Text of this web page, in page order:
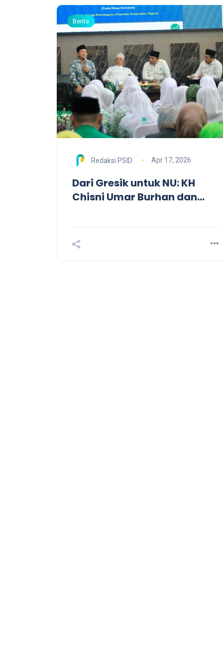
Berita
Redaksi PSID Apr 17, 2026
Dari Gresik untuk NU: KH
Chisni Umar Burhan dan